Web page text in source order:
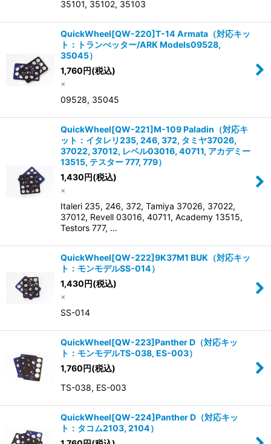
35101, 35102, 35103
QuickWheel[QW-220]T-14 Armata（対応キッ
ト：トランぺッター/ARK Models09528,
35045）
1,760円(税込)
×
09528, 35045
QuickWheel[QW-221]M-109 Paladin（対応キ
ット：イタレリ235, 246, 372, タミヤ37026,
37022, 37012, レベル03016, 40711, アカデミー
13515, テスター 777, 779）
1,430円(税込)
×
Italeri 235, 246, 372, Tamiya 37026, 37022,
37012, Revell 03016, 40711, Academy 13515,
Testors 777, …
QuickWheel[QW-222]9K37M1 BUK（対応キッ
ト：モンモデルSS-014）
1,430円(税込)
×
SS-014
QuickWheel[QW-223]Panther D（対応キッ
ト：モンモデルTS-038, ES-003）
1,760円(税込)
TS-038, ES-003
QuickWheel[QW-224]Panther D（対応キッ
ト：タコム2103, 2104）